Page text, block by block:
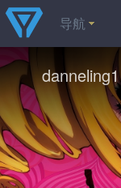
导航
danneling1